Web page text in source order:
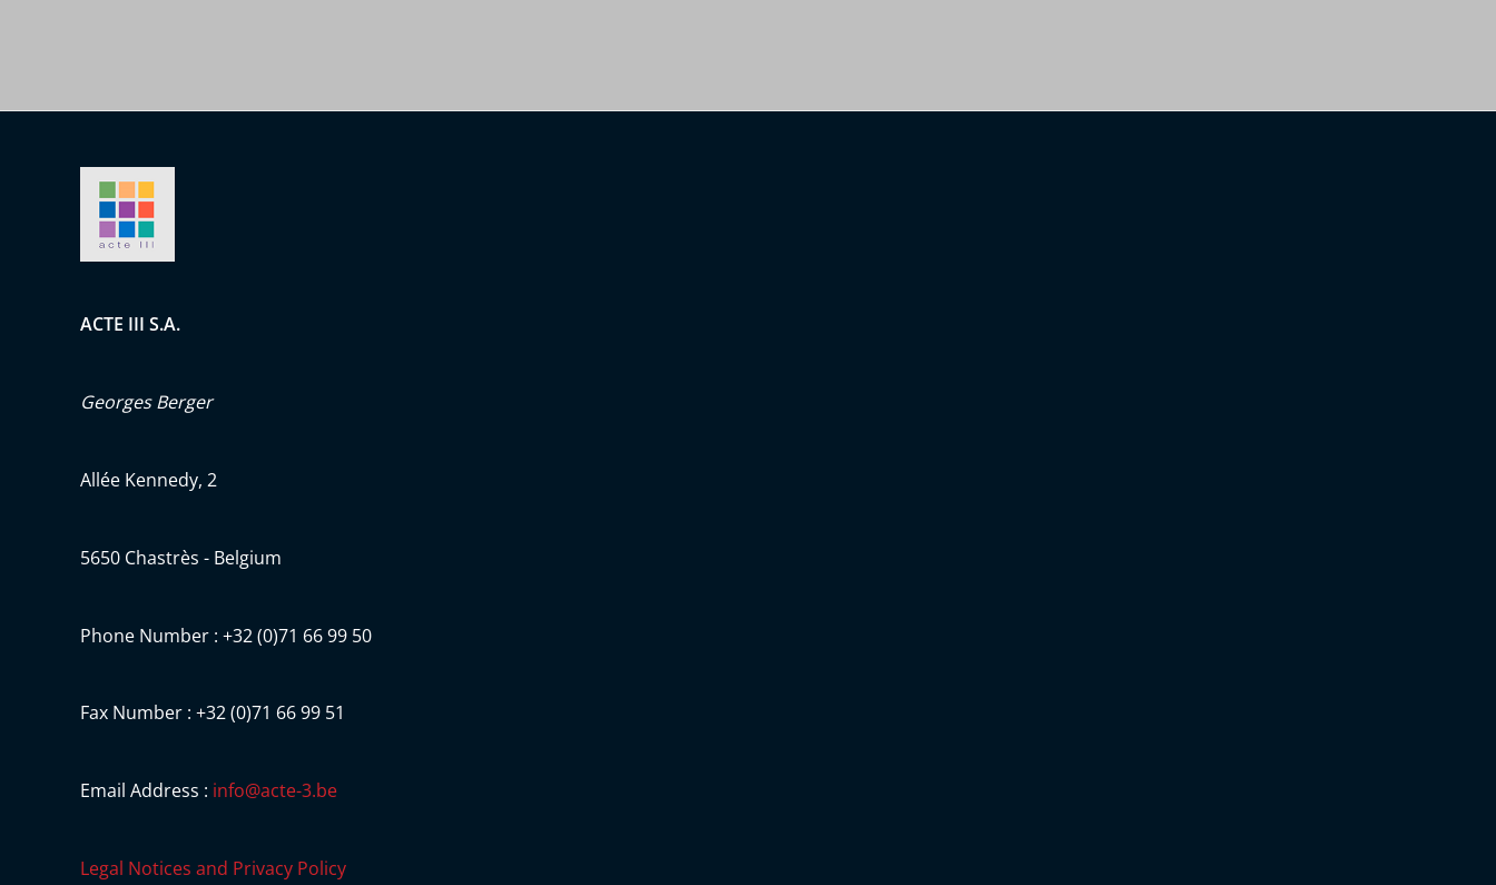
ACTE III S.A.
Georges Berger
Allée Kennedy, 2
5650 Chastrès - Belgium
Phone Number : +32 (0)71 66 99 50
Fax Number : +32 (0)71 66 99 51
Email Address : info@acte-3.be
Legal Notices and Privacy Policy